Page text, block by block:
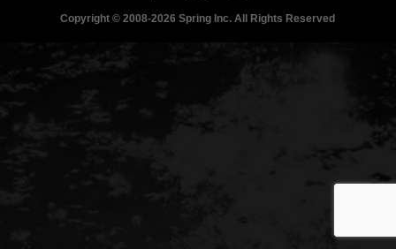
Copyright © 2008-2026 Spring Inc. All Rights Reserved